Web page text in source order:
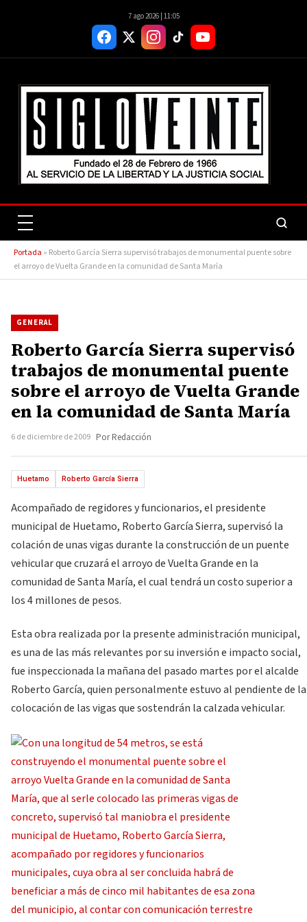
7 ago 2026 | 11:05
Portada » Roberto García Sierra supervisó trabajos de monumental puente sobre
el arroyo de Vuelta Grande en la comunidad de Santa María
GENERAL
Roberto García Sierra supervisó
trabajos de monumental puente
sobre el arroyo de Vuelta Grande
en la comunidad de Santa María
6 de diciembre de 2009 Por Redacción
Huetamo Roberto García Sierra
Acompañado de regidores y funcionarios, el presidente
municipal de Huetamo, Roberto García Sierra, supervisó la
colación de unas vigas durante la construcción de un puente
vehicular que cruzará el arroyo de Vuelta Grande en la
comunidad de Santa María, el cual tendrá un costo superior a
los 4 millones de pesos.
Esta obra realizada por la presente administración municipal,
es una de las más relevantes por su inversión e impacto social,
fue inspeccionada la mañana del pasado martes por el alcalde
Roberto García, quien personalmente estuvo al pendiente de la
colocación de las vigas que sostendrán la calzada vehicular.